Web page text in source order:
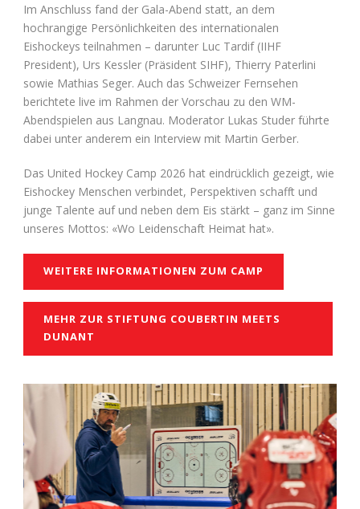
Im Anschluss fand der Gala-Abend statt, an dem
hochrangige Persönlichkeiten des internationalen
Eishockeys teilnahmen – darunter Luc Tardif (IIHF
President), Urs Kessler (Präsident SIHF), Thierry Paterlini
sowie Mathias Seger. Auch das Schweizer Fernsehen
berichtete live im Rahmen der Vorschau zu den WM-
Abendspielen aus Langnau. Moderator Lukas Studer führte
dabei unter anderem ein Interview mit Martin Gerber.
Das United Hockey Camp 2026 hat eindrücklich gezeigt, wie
Eishockey Menschen verbindet, Perspektiven schafft und
junge Talente auf und neben dem Eis stärkt – ganz im Sinne
unseres Mottos: «Wo Leidenschaft Heimat hat».
WEITERE INFORMATIONEN ZUM CAMP
MEHR ZUR STIFTUNG COUBERTIN MEETS
DUNANT